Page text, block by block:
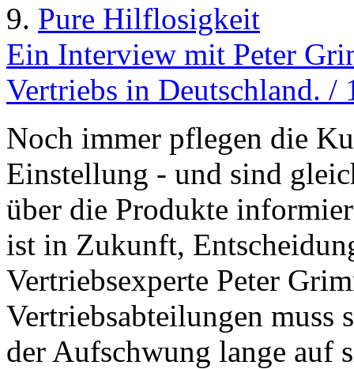
9. Pure Hilflosigkeit
Ein Interview mit Peter
Vertriebs in Deutschland. /
Noch immer pflegen die
Einstellung - und sind
über die Produkte
ist in Zukunft,
Vertriebsexperte Peter
Vertriebsabteilungen muss
der Aufschwung lange auf